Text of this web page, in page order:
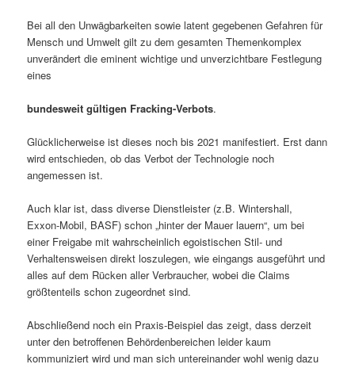
Bei all den Unwägbarkeiten sowie latent gegebenen Gefahren für
Mensch und Um­welt gilt zu dem gesamten Themenkomplex
unverändert die eminent wichtige und unverzichtbare Festlegung
eines
bundesweit gültigen Fracking-Verbots.
Glücklicherweise ist dieses noch bis 2021 manifestiert. Erst dann
wird entschieden, ob das Verbot der Technologie noch
angemessen ist.
Auch klar ist, dass diverse Dienstleister (z.B. Wintershall,
Exxon-Mobil, BASF) schon „hinter der Mauer lauern“, um bei
einer Freigabe mit wahrscheinlich egoistischen Stil- und
Verhaltensweisen direkt los­zulegen, wie eingangs ausgeführt und
alles auf dem Rücken aller Verbraucher, wobei die Claims
größtenteils schon zugeordnet sind.
Abschließend noch ein Praxis-Beispiel das zeigt, dass derzeit
unter den betroffenen Behördenbereichen leider kaum
kommuniziert wird und man sich untereinander wohl wenig dazu